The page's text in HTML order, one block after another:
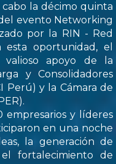
cabo la décimo quinta
evento Networking
por la RIN - Red
esta oportunidad, el
apoyo de la
y Consolidadores
Perú) y la Cámara de
empresarios y líderes
en una noche
la generación de
fortalecimiento de